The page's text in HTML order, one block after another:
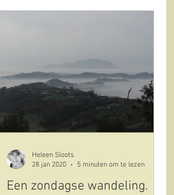
- covid 19 in Italië
drinken
Een zondagse wandeling.
Heleen Sloots
28 jan 2020
5 minuten om te lezen